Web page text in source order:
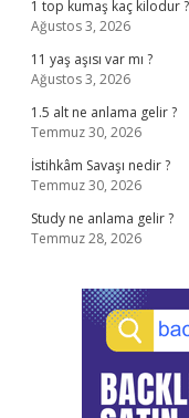
1 top kumaş kaç kilodur ?
Ağustos 3, 2026
11 yaş aşısı var mı ?
Ağustos 3, 2026
1.5 alt ne anlama gelir ?
Temmuz 30, 2026
İstihkâm Savaşı nedir ?
Temmuz 30, 2026
Study ne anlama gelir ?
Temmuz 28, 2026